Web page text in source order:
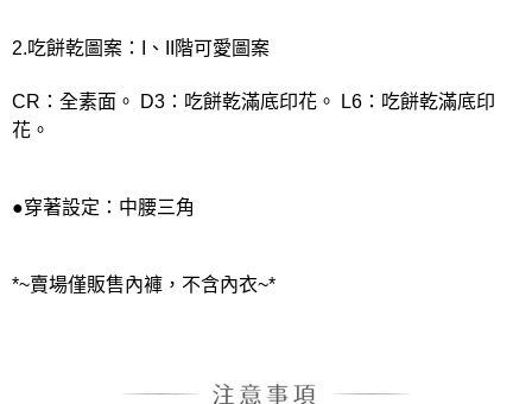
2.吃餅乾圖案：I、II階可愛圖案
CR：全素面。 D3：吃餅乾滿底印花。 L6：吃餅乾滿底印
花。
●穿著設定：中腰三角
*~賣場僅販售內褲，不含內衣~*